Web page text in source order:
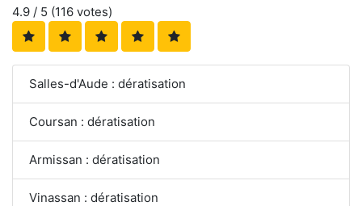
4.9 / 5 (116 votes)
Salles-d'Aude : dératisation
Coursan : dératisation
Armissan : dératisation
Vinassan : dératisation